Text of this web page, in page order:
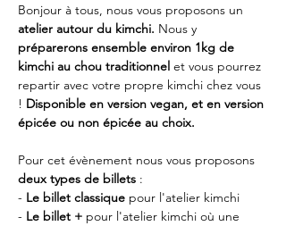
Bonjour à tous, nous vous proposons un
atelier autour du kimchi. Nous y
préparerons ensemble environ 1kg de
kimchi au chou traditionnel et vous pourrez
repartir avec votre propre kimchi chez vous
! Disponible en version vegan, et en version
épicée ou non épicée au choix.
Pour cet évènement nous vous proposons
deux types de billets :
- Le billet classique pour l'atelier kimchi
- Le billet + pour l'atelier kimchi où une